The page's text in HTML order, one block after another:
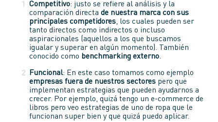
Competitivo: justo se refiere al análisis y la
comparación directa de nuestra marca con sus
principales competidores, los cuales pueden ser
tanto directos como indirectos o incluso
aspiracionales (aquellos a los que buscamos
igualar y superar en algún momento). También
conocido como benchmarking externo.
Funcional: En este caso tomamos como ejemplo
empresas fuera de nuestros sectores pero que
implementan estrategias que pueden ayudarnos a
crecer. Por ejemplo, quizá tengo un e-commerce de
libros pero veo estrategias de uno de ropa que le
funcionan super bien y que quizá puedo aplicar.